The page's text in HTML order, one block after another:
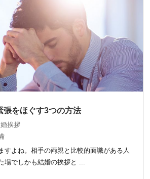
張をほぐす3つの方法
挨拶
すよね。相手の両親と比較的面識がある人
場でしかも結婚の挨拶と ...